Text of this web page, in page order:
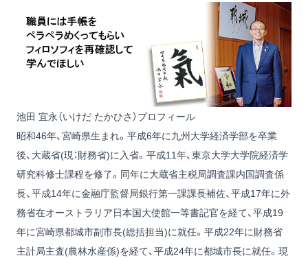
池田 宜永（いけだ たかひさ）プロフィール
昭和46年、宮崎県生まれ。平成6年に九州大学経済学部を卒業
後、大蔵省(現：財務省)に入省。平成11年、東京大学大学院経済学
研究科修士課程を修了。同年に大蔵省主税局調査課内国調査係
長、平成14年に金融庁監督局銀行第一課課長補佐、平成17年に外
務省在オーストラリア日本国大使館一等書記官を経て、平成19
年に宮崎県都城市副市長(総括担当)に就任。平成22年に財務省
主計局主査(農林水産係)を経て、平成24年に都城市長に就任。現